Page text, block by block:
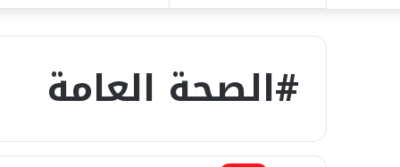
عن
المظلمالدخول
#الصحة العامة